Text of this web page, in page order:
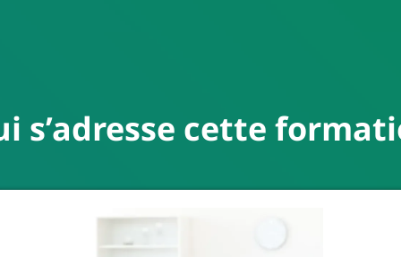
s’adresse cette